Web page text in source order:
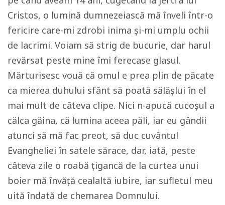
Cristos, o lumină dumnezeiască mă înveli într-o
fericire care-mi zdrobi inima şi-mi umplu ochii
de lacrimi. Voiam să strig de bucurie, dar harul
revărsat peste mine îmi ferecase glasul.
Mărturisesc vouă că omul e prea plin de păcate
ca mierea duhului sfânt să poată sălăşlui în el
mai mult de câteva clipe. Nici n-apucă cucoşul a
călca găina, că lumina aceea păli, iar eu gândii
atunci să mă fac preot, să duc cuvântul
Evangheliei în satele sărace, dar, iată, peste
câteva zile o roabă ţigancă de la curtea unui
boier mă învăţă cealaltă iubire, iar sufletul meu
uită îndată de chemarea Domnului.